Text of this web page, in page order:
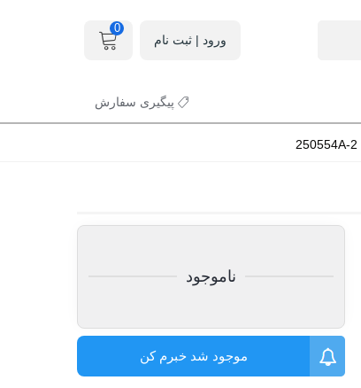
ورود | ثبت نام
0
پیگیری سفارش
ناموجود
موجود شد خبرم کن